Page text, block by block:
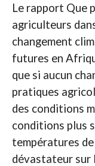
Le rapport Que
agriculteurs
changement
futures en
que si aucun
pratiques
des conditions
conditions plus
températures
dévastateur sur